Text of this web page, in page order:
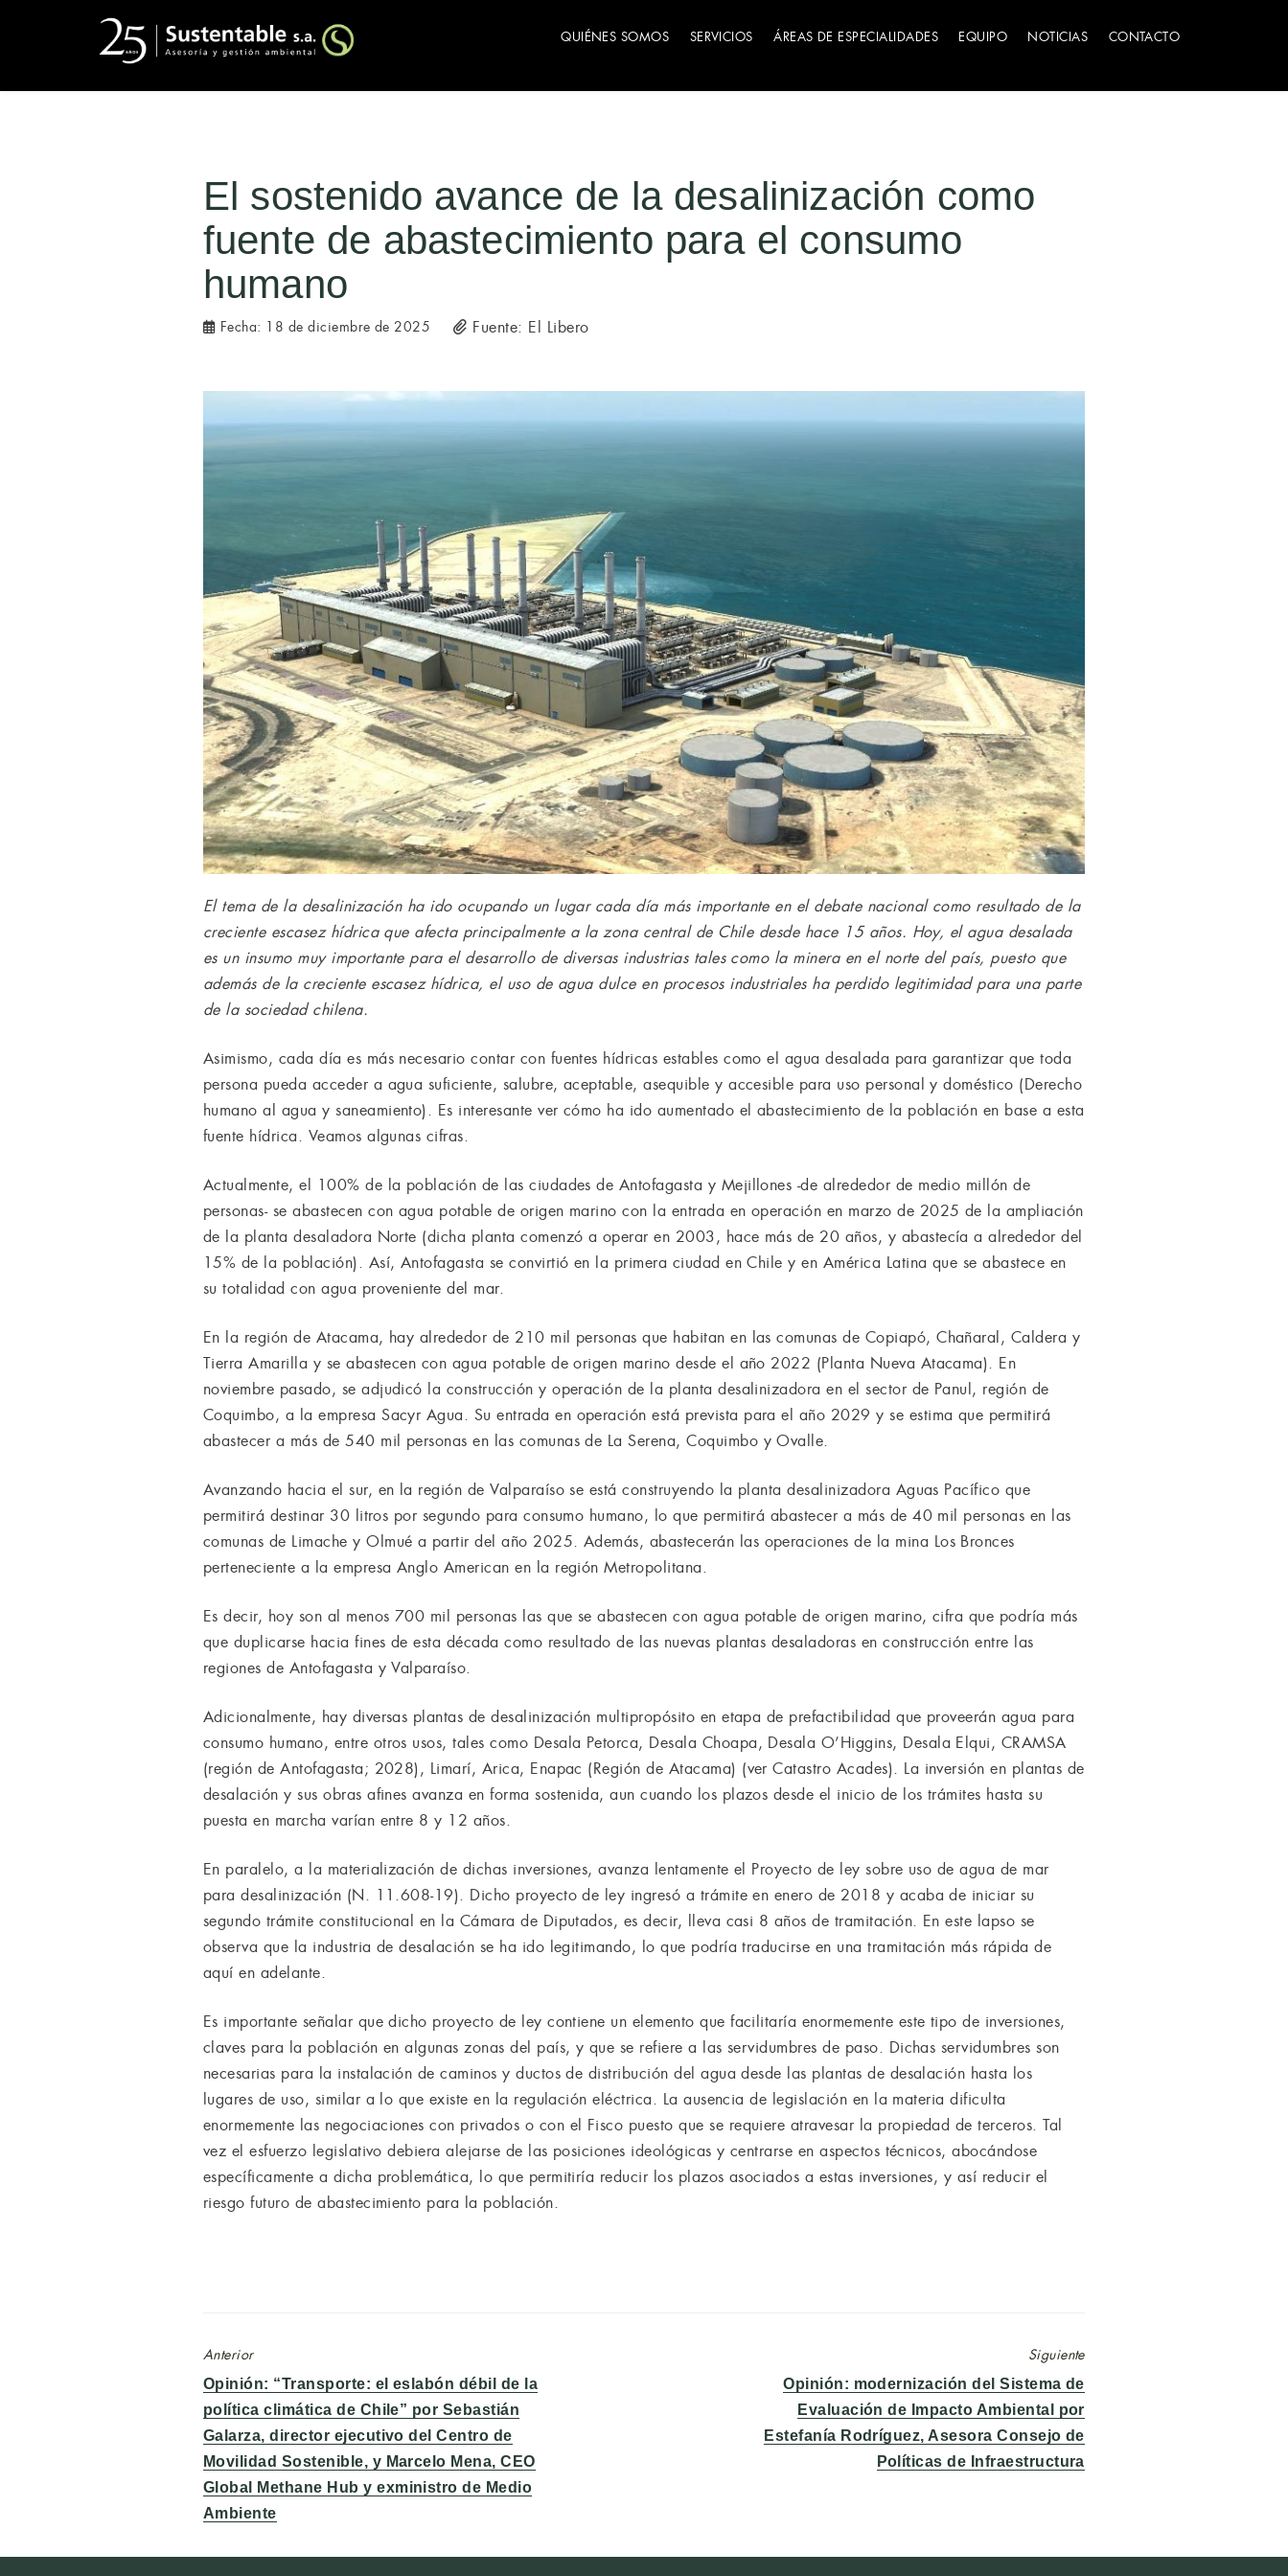
QUIÉNES SOMOS SERVICIOS ÁREAS DE ESPECIALIDADES EQUIPO NOTICIAS CONTACTO
El sostenido avance de la desalinización como
fuente de abastecimiento para el consumo
humano
Fecha: 18 de diciembre de 2025 Fuente: El Libero
El tema de la desalinización ha ido ocupando un lugar cada día más importante en el debate nacional como resultado de la
creciente escasez hídrica que afecta principalmente a la zona central de Chile desde hace 15 años. Hoy, el agua desalada
es un insumo muy importante para el desarrollo de diversas industrias tales como la minera en el norte del país, puesto que
además de la creciente escasez hídrica, el uso de agua dulce en procesos industriales ha perdido legitimidad para una parte
de la sociedad chilena.
Asimismo, cada día es más necesario contar con fuentes hídricas estables como el agua desalada para garantizar que toda
persona pueda acceder a agua suficiente, salubre, aceptable, asequible y accesible para uso personal y doméstico (Derecho
humano al agua y saneamiento). Es interesante ver cómo ha ido aumentado el abastecimiento de la población en base a esta
fuente hídrica. Veamos algunas cifras.
Actualmente, el 100% de la población de las ciudades de Antofagasta y Mejillones -de alrededor de medio millón de
personas- se abastecen con agua potable de origen marino con la entrada en operación en marzo de 2025 de la ampliación
de la planta desaladora Norte (dicha planta comenzó a operar en 2003, hace más de 20 años, y abastecía a alrededor del
15% de la población). Así, Antofagasta se convirtió en la primera ciudad en Chile y en América Latina que se abastece en
su totalidad con agua proveniente del mar.
En la región de Atacama, hay alrededor de 210 mil personas que habitan en las comunas de Copiapó, Chañaral, Caldera y
Tierra Amarilla y se abastecen con agua potable de origen marino desde el año 2022 (Planta Nueva Atacama). En
noviembre pasado, se adjudicó la construcción y operación de la planta desalinizadora en el sector de Panul, región de
Coquimbo, a la empresa Sacyr Agua. Su entrada en operación está prevista para el año 2029 y se estima que permitirá
abastecer a más de 540 mil personas en las comunas de La Serena, Coquimbo y Ovalle.
Avanzando hacia el sur, en la región de Valparaíso se está construyendo la planta desalinizadora Aguas Pacífico que
permitirá destinar 30 litros por segundo para consumo humano, lo que permitirá abastecer a más de 40 mil personas en las
comunas de Limache y Olmué a partir del año 2025. Además, abastecerán las operaciones de la mina Los Bronces
perteneciente a la empresa Anglo American en la región Metropolitana.
Es decir, hoy son al menos 700 mil personas las que se abastecen con agua potable de origen marino, cifra que podría más
que duplicarse hacia fines de esta década como resultado de las nuevas plantas desaladoras en construcción entre las
regiones de Antofagasta y Valparaíso.
Adicionalmente, hay diversas plantas de desalinización multipropósito en etapa de prefactibilidad que proveerán agua para
consumo humano, entre otros usos, tales como Desala Petorca, Desala Choapa, Desala O’Higgins, Desala Elqui, CRAMSA
(región de Antofagasta; 2028), Limarí, Arica, Enapac (Región de Atacama) (ver Catastro Acades). La inversión en plantas de
desalación y sus obras afines avanza en forma sostenida, aun cuando los plazos desde el inicio de los trámites hasta su
puesta en marcha varían entre 8 y 12 años.
En paralelo, a la materialización de dichas inversiones, avanza lentamente el Proyecto de ley sobre uso de agua de mar
para desalinización (N. 11.608-19). Dicho proyecto de ley ingresó a trámite en enero de 2018 y acaba de iniciar su
segundo trámite constitucional en la Cámara de Diputados, es decir, lleva casi 8 años de tramitación. En este lapso se
observa que la industria de desalación se ha ido legitimando, lo que podría traducirse en una tramitación más rápida de
aquí en adelante.
Es importante señalar que dicho proyecto de ley contiene un elemento que facilitaría enormemente este tipo de inversiones,
claves para la población en algunas zonas del país, y que se refiere a las servidumbres de paso. Dichas servidumbres son
necesarias para la instalación de caminos y ductos de distribución del agua desde las plantas de desalación hasta los
lugares de uso, similar a lo que existe en la regulación eléctrica. La ausencia de legislación en la materia dificulta
enormemente las negociaciones con privados o con el Fisco puesto que se requiere atravesar la propiedad de terceros. Tal
vez el esfuerzo legislativo debiera alejarse de las posiciones ideológicas y centrarse en aspectos técnicos, abocándose
específicamente a dicha problemática, lo que permitiría reducir los plazos asociados a estas inversiones, y así reducir el
riesgo futuro de abastecimiento para la población.
Anterior
Entrada
anterior:
Opinión: “Transporte: el eslabón débil de la
política climática de Chile” por Sebastián
Galarza, director ejecutivo del Centro de
Movilidad Sostenible, y Marcelo Mena, CEO
Global Methane Hub y exministro de Medio
Ambiente
Siguiente
Entrada
siguiente:
Opinión: modernización del Sistema de
Evaluación de Impacto Ambiental por
Estefanía Rodríguez, Asesora Consejo de
Políticas de Infraestructura